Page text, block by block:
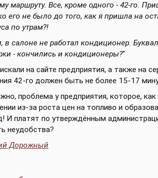
маршруту. Все, кроме одного - 42-го.
его не было до того, как я пришла на
по утрам?!
в салоне не работал кондиционер.
- кончились и кондиционеры?"
на сайте предприятия, а также на
42-го должен быть не более 15-17
проблема у предприятия, которое,
из-за роста цен на топливо и
И платят по утверждённым
неудобства?
Дорожный